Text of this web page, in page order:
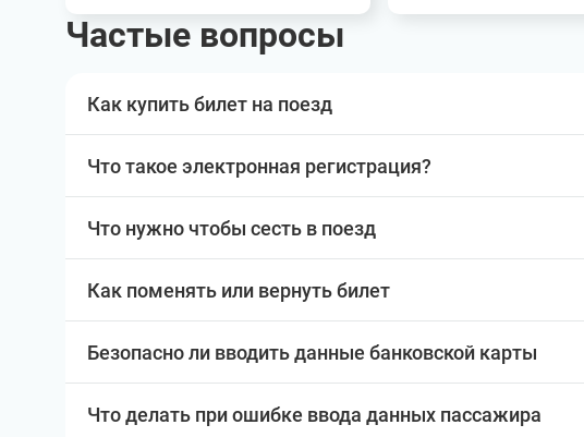
Частые вопросы
Как купить билет на поезд
Что такое электронная регистрация?
Что нужно чтобы сесть в поезд
Как поменять или вернуть билет
Безопасно ли вводить данные банковской карты
Что делать при ошибке ввода данных пассажира